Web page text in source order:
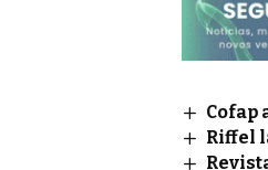
Cofap
Riffel